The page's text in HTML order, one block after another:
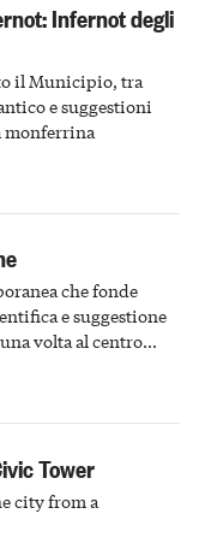
Infernot degli
il Municipio, tra
e suggestioni
monferrina
che fonde
e suggestione
volta al centro
passato astigiano
Tower
city from a